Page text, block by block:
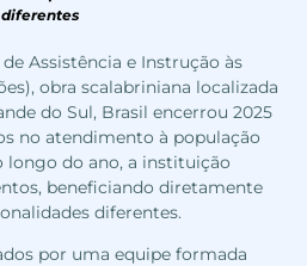
diferentes
Assistência e Instrução às
obra scalabriniana localizada
do Sul, Brasil encerrou 2025
no atendimento à população
longo do ano, a instituição
beneficiando diretamente
diferentes.
por uma equipe formada